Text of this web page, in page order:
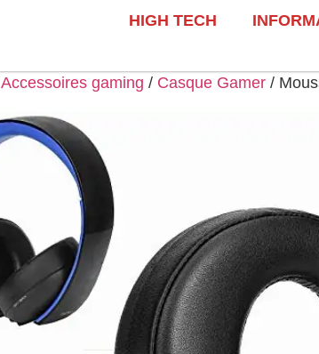
HIGH TECH
Accessoires gaming / Casque Gamer /